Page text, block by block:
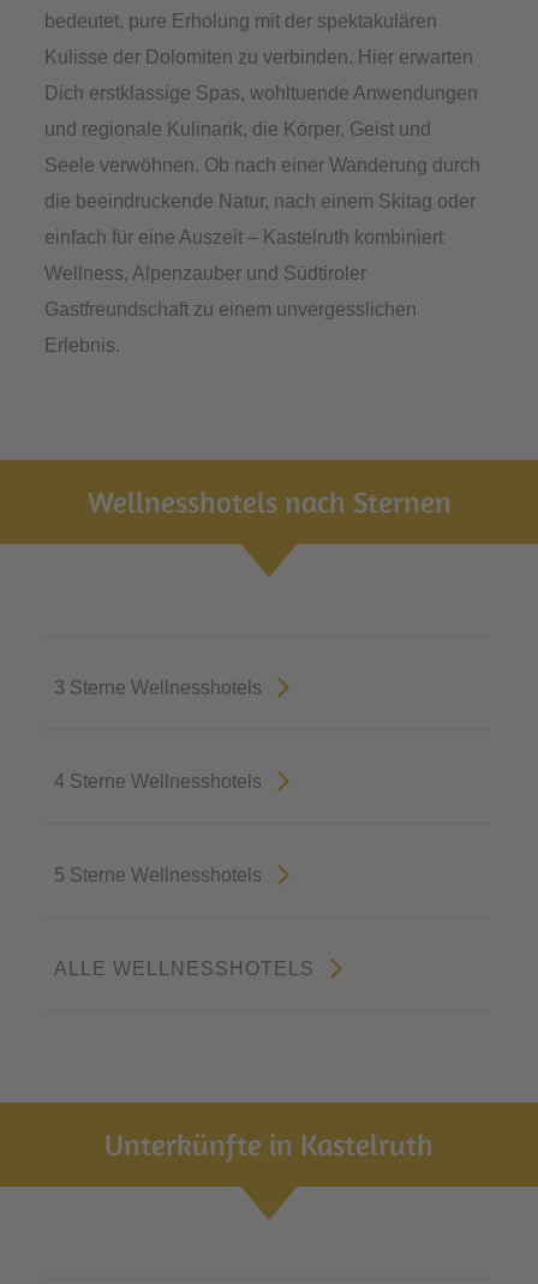
bedeutet, pure Erholung mit der spektakulären
Kulisse der Dolomiten zu verbinden. Hier erwarten
Dich erstklassige Spas, wohltuende Anwendungen
und regionale Kulinarik, die Körper, Geist und
Seele verwöhnen. Ob nach einer Wanderung durch
die beeindruckende Natur, nach einem Skitag oder
einfach für eine Auszeit – Kastelruth kombiniert
Wellness, Alpenzauber und Südtiroler
Gastfreundschaft zu einem unvergesslichen
Erlebnis.
Wellnesshotels nach Sternen
3 Sterne Wellnesshotels
4 Sterne Wellnesshotels
5 Sterne Wellnesshotels
ALLE WELLNESSHOTELS
Unterkünfte in Kastelruth